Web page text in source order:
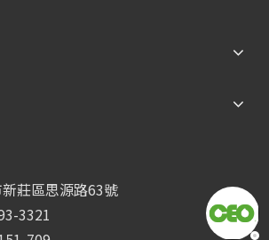
莊區思源路63號
3321